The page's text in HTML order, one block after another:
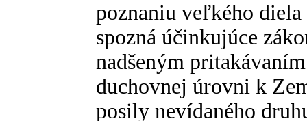
poznaniu veľkého
spozná účinkujúce
nadšeným
duchovnej úrovni k
posily nevídaného